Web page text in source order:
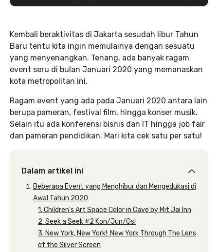
Kembali beraktivitas di Jakarta sesudah libur Tahun
Baru tentu kita ingin memulainya dengan sesuatu
yang menyenangkan. Tenang, ada banyak ragam
event seru di bulan Januari 2020 yang memanaskan
kota metropolitan ini.
Ragam event yang ada pada Januari 2020 antara lain
berupa pameran, festival film, hingga konser musik.
Selain itu ada konferensi bisnis dan IT hingga job fair
dan pameran pendidikan. Mari kita cek satu per satu!
Dalam artikel ini
Beberapa Event yang Menghibur dan Mengedukasi di
Awal Tahun 2020
1. Children’s Art Space Color in Cave by Mit Jai Inn
2. Seek a Seek #2 Kon/Jun/Gsi
3. New York, New York!: New York Through The Lens
of the Silver Screen